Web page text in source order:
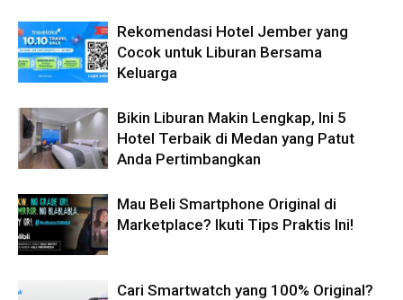
Rekomendasi Hotel Jember yang
Cocok untuk Liburan Bersama
Keluarga
Bikin Liburan Makin Lengkap, Ini 5
Hotel Terbaik di Medan yang Patut
Anda Pertimbangkan
Mau Beli Smartphone Original di
Marketplace? Ikuti Tips Praktis Ini!
Cari Smartwatch yang 100% Original?